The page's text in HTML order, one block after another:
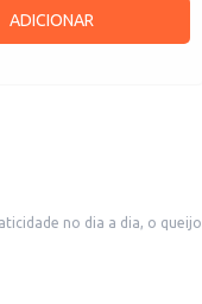
ADICIONAR
no dia a dia, o